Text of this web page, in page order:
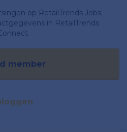
op RetailTrends Jobs;
in RetailTrends
member